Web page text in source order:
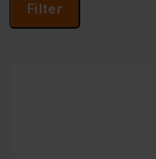
Filter